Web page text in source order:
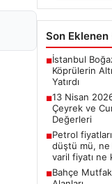
Son
■İstanbul
Köprülerin
Yatırdı
■13 Nisan
Çeyrek ve
Değerleri
■Petrol
düştü mü,
varil fiyatı ne
■Bahçe